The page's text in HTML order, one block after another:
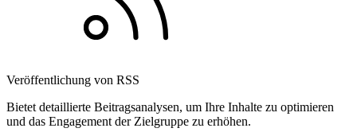
Veröffentlichung von RSS
Bietet detaillierte Beitragsanalysen, um Ihre Inhalte zu optimieren
und das Engagement der Zielgruppe zu erhöhen.